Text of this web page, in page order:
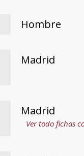
Hombre
Madrid
Madrid
Ver todo fichas